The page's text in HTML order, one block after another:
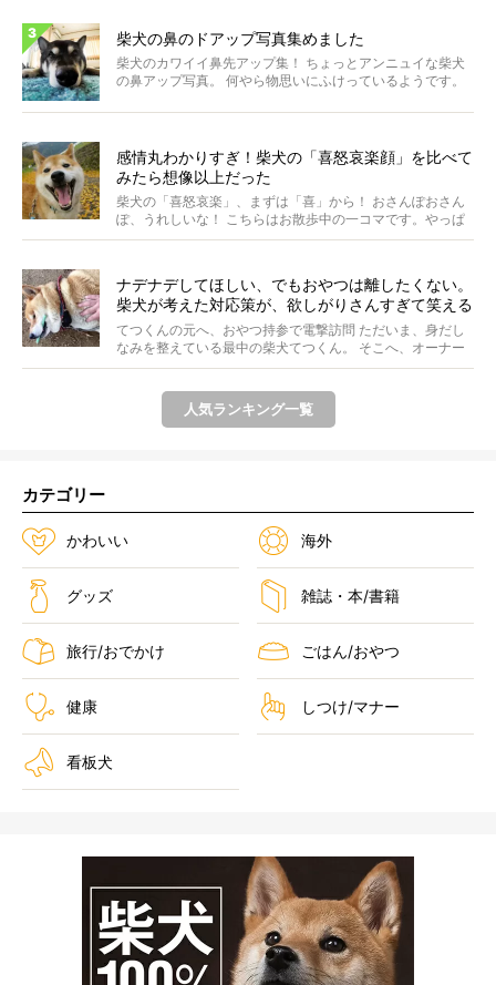
柴犬の鼻のドアップ写真集めました
柴犬のカワイイ鼻先アップ集！ ちょっとアンニュイな柴犬
の鼻アップ写真。 何やら物思いにふけっているようです。
感情丸わかりすぎ！柴犬の「喜怒哀楽顔」を比べて
みたら想像以上だった
柴犬の「喜怒哀楽」、まずは「喜」から！ おさんぽおさん
ぽ、うれしいな！ こちらはお散歩中の一コマです。やっぱ
り...
ナデナデしてほしい、でもおやつは離したくない。
柴犬が考えた対応策が、欲しがりさんすぎて笑える
【動画】
てつくんの元へ、おやつ持参で電撃訪問 ただいま、身だし
なみを整えている最中の柴犬てつくん。 そこへ、オーナー
さ...
人気ランキング一覧
カテゴリー
かわいい 海外
グッズ 雑誌・本/書籍
旅行/おでかけ ごはん/おやつ
健康 しつけ/マナー
看板犬